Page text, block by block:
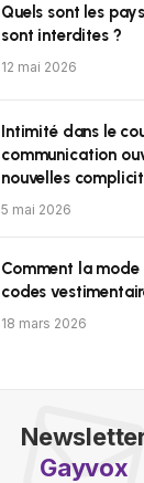
Quels sont les
sont interdites ?
12 mai 2026
Intimité dans le
communication
nouvelles
5 mai 2026
Comment la
codes
18 mars 2026
Gayvox